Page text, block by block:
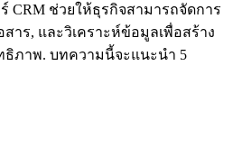
CRM ช่วยให้ธุรกิจสามารถจัดการ
าร, และวิเคราะห์ข้อมูลเพื่อสร้าง
ภาพ. บทความนี้จะแนะนำ 5